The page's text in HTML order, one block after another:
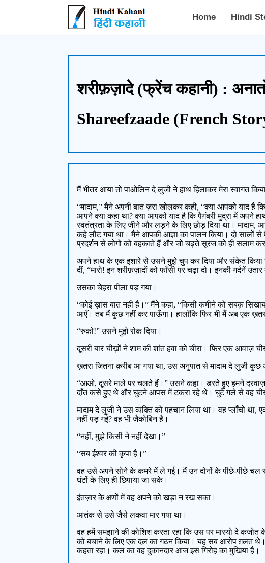
Hindi Kahani - हिंदी कहानी
Home Hindi
शरीफ़ज़ादे (फ्रेंच कहानी) :
Shareefzaade (French
मैं भीतर आया तो पाओलिन दे लुजी ने हाथ हिलाकर मेरा स्वागत
“मादाम,” मैंने अपनी बात ज़रा खोलकर कही, “क्या आपको याद
आपने क्या कहा था? क्या आपको याद है कि पैग़ंबरी मुद्रा में अपने
स्वतंत्रता के लिए जीने और लड़ने के लिए छोड़ दिया था। मादाम,
कहे लौट गया था। मैंने आपकी आज्ञा का पालन किया। दो सालों
प्रदर्शन से लोगों को बहकाते हैं और जो चढ़ते सूरज को ही सलाम
अपने हाथ के एक इशारे से उसने मुझे चुप कर दिया और संकेत
दीं, “मारो! इन शरीफ़ज़ादों को फाँसी पर चढ़ा दो। इनकी गर्दनें उतार
उसका चेहरा पीला पड़ गया।
“कोई ख़ास बात नहीं है।” मैंने कहा, “किसी कमीने को सबक़
आएँ। तब मैं कुछ नहीं कर पाऊँगा। हालाँकि फिर भी मैं अब एक
“रुको!” उसने मुझे रोक दिया।
दूसरी बार चीख़ों ने शाम की शांत हवा को चीरा। फिर एक आवाज़
ख़तरा जितना क़रीब आ गया था, उस अनुपात से मादाम दे लुजी कुछ
“आओ, दूसरे माले पर चलते हैं।” उसने कहा। डरते हुए हमने
दाँत कसे हुए थे और घुटने आपस में टकरा रहे थे। घुटे गले से वह चीख़-
मादाम दे लुजी ने उस व्यक्ति को पहचान लिया था। वह प्लाँचो
नहीं पड़ गई? वह भी जैकोबिन है।
“नहीं, मुझे किसी ने नहीं देखा।”
“सब ईश्वर की कृपा है।”
वह उसे अपने सोने के कमरे में ले गई। मैं उन दोनों के पीछे-पीछे चल
घंटों के लिए ही छिपाया जा सके।
इंतज़ार के क्षणों में वह अपने को खड़ा न रख सका।
आतंक से उसे जैसे लकवा मार गया था।
वह हमें समझाने की कोशिश करता रहा कि उस पर मास्यो दे
को बचाने के लिए एक दल का गठन किया। यह सब आरोप ग़लत थे।
कहता रहा। कल का वह दुकानदार आज इस गिरोह का मुखिया है।